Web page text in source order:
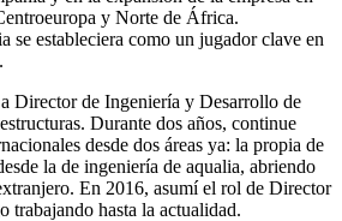
y Norte de África.
se estableciera como un jugador clave en
Director de Ingeniería y Desarrollo de
Durante dos años, continue
desde dos áreas ya: la propia de
la de ingeniería de aqualia, abriendo
En 2016, asumí el rol de Director
trabajando hasta la actualidad.